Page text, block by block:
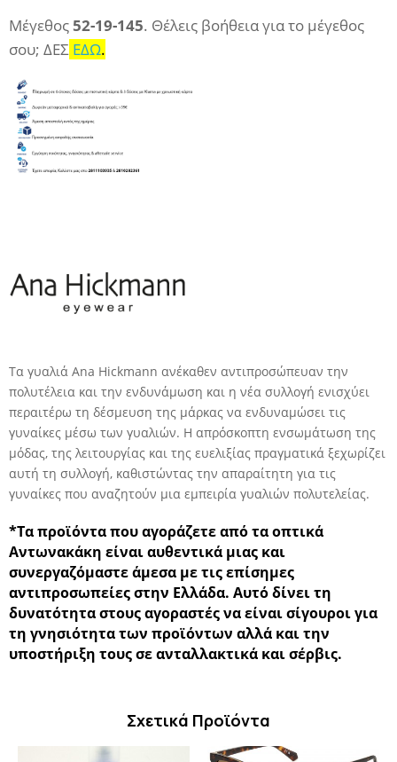
Μέγεθος52-19-145. Θέλεις βοήθεια για το μέγεθος
σου; ΔΕΣ ΕΔΩ.
Τα γυαλιά Ana Hickmann ανέκαθεν αντιπροσώπευαν την
πολυτέλεια και την ενδυνάμωση και η νέα συλλογή ενισχύει
περαιτέρω τη δέσμευση της μάρκας να ενδυναμώσει τις
γυναίκες μέσω των γυαλιών. Η απρόσκοπτη ενσωμάτωση της
μόδας, της λειτουργίας και της ευελιξίας πραγματικά ξεχωρίζει
αυτή τη συλλογή, καθιστώντας την απαραίτητη για τις
γυναίκες που αναζητούν μια εμπειρία γυαλιών πολυτελείας.
*Τα προϊόντα που αγοράζετε από τα οπτικά
Αντωνακάκη είναι αυθεντικά μιας και
συνεργαζόμαστε άμεσα με τις επίσημες
αντιπροσωπείες στην Ελλάδα. Αυτό δίνει τη
δυνατότητα στους αγοραστές να είναι σίγουροι για
τη γνησιότητα των προϊόντων αλλά και την
υποστήριξη τους σε ανταλλακτικά και σέρβις.
Σχετικά Προϊόντα